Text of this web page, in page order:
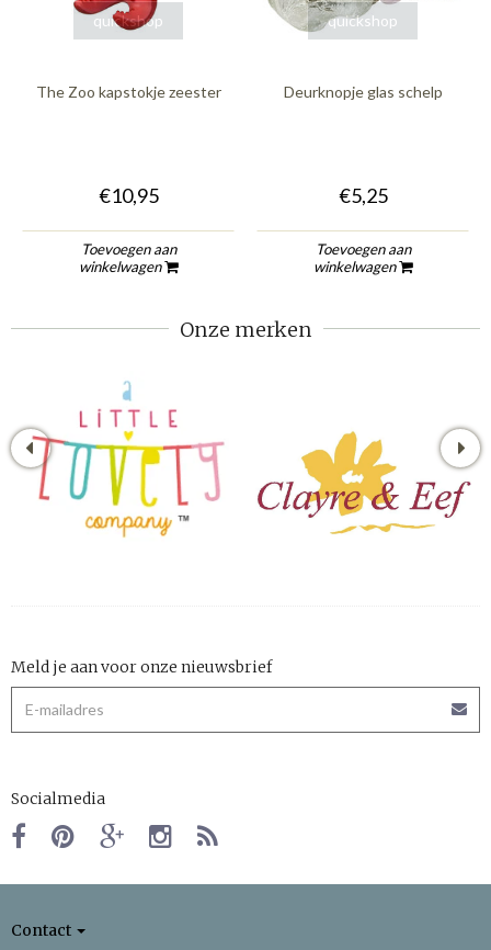
quickshop
The Zoo kapstokje zeester
€10,95
Toevoegen aan
winkelwagen
quickshop
Deurknopje glas schelp
€5,25
Toevoegen aan
winkelwagen
Onze merken
Meld je aan voor onze nieuwsbrief
Socialmedia
Contact